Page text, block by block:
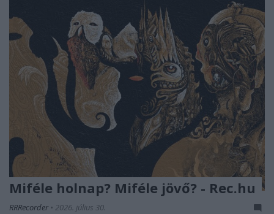
Miféle holnap? Miféle jövő? - Rec.hu
RRRecorder • 2026. július 30.